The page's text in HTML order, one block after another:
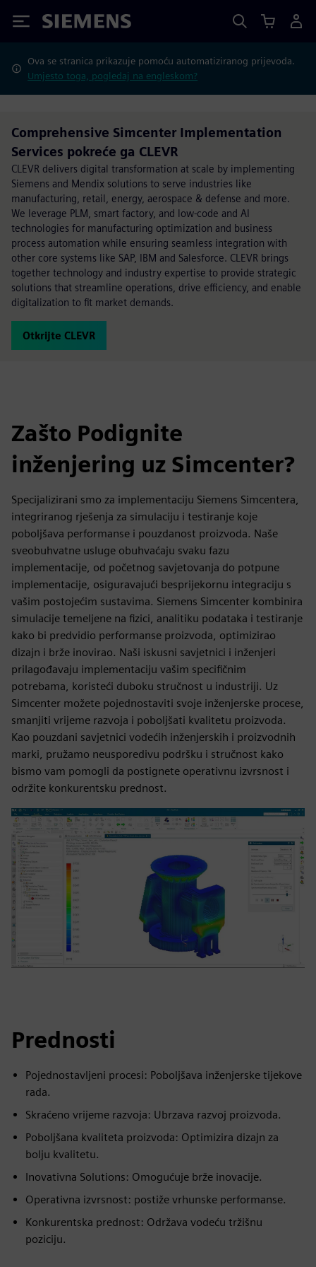
Siemens
Ova se stranica prikazuje pomoću automatiziranog prijevoda.
Umjesto toga, pogledaj na engleskom?
Comprehensive Simcenter Implementation
Services pokreće ga CLEVR
CLEVR delivers digital transformation at scale by implementing
Siemens and Mendix solutions to serve industries like
manufacturing, retail, energy, aerospace & defense and more.
We leverage PLM, smart factory, and low-code and AI
technologies for manufacturing optimization and business
process automation while ensuring seamless integration with
other core systems like SAP, IBM and Salesforce. CLEVR brings
together technology and industry expertise to provide strategic
solutions that streamline operations, drive efficiency, and enable
digitalization to fit market demands.
Otkrijte CLEVR
Zašto Podignite
inženjering uz Simcenter?
Specijalizirani smo za implementaciju Siemens Simcentera,
integriranog rješenja za simulaciju i testiranje koje
poboljšava performanse i pouzdanost proizvoda. Naše
sveobuhvatne usluge obuhvaćaju svaku fazu
implementacije, od početnog savjetovanja do potpune
implementacije, osiguravajući besprijekornu integraciju s
vašim postojećim sustavima. Siemens Simcenter kombinira
simulacije temeljene na fizici, analitiku podataka i testiranje
kako bi predvidio performanse proizvoda, optimizirao
dizajn i brže inovirao. Naši iskusni savjetnici i inženjeri
prilagođavaju implementaciju vašim specifičnim
potrebama, koristeći duboku stručnost u industriji. Uz
Simcenter možete pojednostaviti svoje inženjerske procese,
smanjiti vrijeme razvoja i poboljšati kvalitetu proizvoda.
Kao pouzdani savjetnici vodećih inženjerskih i proizvodnih
marki, pružamo neusporedivu podršku i stručnost kako
bismo vam pomogli da postignete operativnu izvrsnost i
održite konkurentsku prednost.
Prednosti
Pojednostavljeni procesi: Poboljšava inženjerske tijekove
rada.
Skraćeno vrijeme razvoja: Ubrzava razvoj proizvoda.
Poboljšana kvaliteta proizvoda: Optimizira dizajn za
bolju kvalitetu.
Inovativna Solutions: Omogućuje brže inovacije.
Operativna izvrsnost: postiže vrhunske performanse.
Konkurentska prednost: Održava vodeću tržišnu
poziciju.